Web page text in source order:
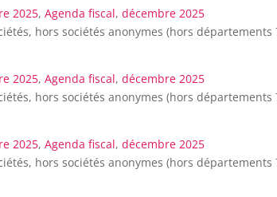
2025,Agenda fiscal,décembre 2025
hors sociétés anonymes (hors
2025,Agenda fiscal,décembre 2025
hors sociétés anonymes (hors
2025,Agenda fiscal,décembre 2025
hors sociétés anonymes (hors